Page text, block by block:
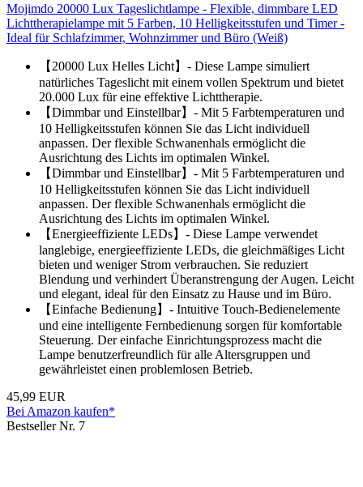
Mojimdo 20000 Lux Tageslichtlampe - Flexible, dimmbare LED
Lichttherapielampe mit 5 Farben, 10 Helligkeitsstufen und Timer -
Ideal für Schlafzimmer, Wohnzimmer und Büro (Weiß)
【20000 Lux Helles Licht】- Diese Lampe simuliert
natürliches Tageslicht mit einem vollen Spektrum und bietet
20.000 Lux für eine effektive Lichttherapie.
【Dimmbar und Einstellbar】- Mit 5 Farbtemperaturen und
10 Helligkeitsstufen können Sie das Licht individuell
anpassen. Der flexible Schwanenhals ermöglicht die
Ausrichtung des Lichts im optimalen Winkel.
【Dimmbar und Einstellbar】- Mit 5 Farbtemperaturen und
10 Helligkeitsstufen können Sie das Licht individuell
anpassen. Der flexible Schwanenhals ermöglicht die
Ausrichtung des Lichts im optimalen Winkel.
【Energieeffiziente LEDs】- Diese Lampe verwendet
langlebige, energieeffiziente LEDs, die gleichmäßiges Licht
bieten und weniger Strom verbrauchen. Sie reduziert
Blendung und verhindert Überanstrengung der Augen. Leicht
und elegant, ideal für den Einsatz zu Hause und im Büro.
【Einfache Bedienung】- Intuitive Touch-Bedienelemente
und eine intelligente Fernbedienung sorgen für komfortable
Steuerung. Der einfache Einrichtungsprozess macht die
Lampe benutzerfreundlich für alle Altersgruppen und
gewährleistet einen problemlosen Betrieb.
45,99 EUR
Bei Amazon kaufen*
Bestseller Nr. 7